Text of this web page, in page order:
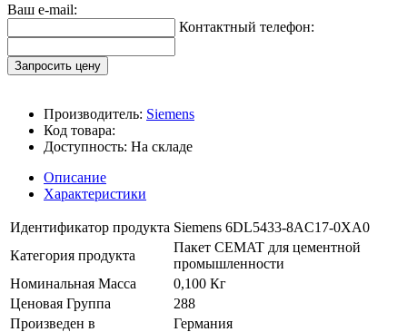
Ваш e-mail:
Контактный телефон:
Запросить цену
Производитель: Siemens
Код товара:
Доступность: На складе
Описание
Характеристики
Идентификатор продукта Siemens 6DL5433-8AC17-0XA0
Категория продукта
Пакет CEMAT для цементной
промышленности
Номинальная Масса
0,100 Кг
Ценовая Группа
288
Произведен в
Германия